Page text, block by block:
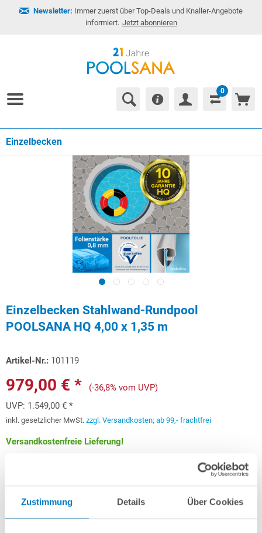
Zustimmung Details Über Cookies
Newsletter: Immer zuerst über Top-Deals und Knaller-Angebote
informiert. Jetzt abonnieren
0
Einzelbecken
Einzelbecken Stahlwand-Rundpool
POOLSANA HQ 4,00 x 1,35 m
Artikel-Nr.: 101119
979,00 € *
(-36,8% vom UVP)
UVP: 1.549,00 € *
inkl. gesetzlicher MwSt. zzgl. Versandkosten; ab 99,- frachtfrei
Versandkostenfreie Lieferung!
Weitere Informationen